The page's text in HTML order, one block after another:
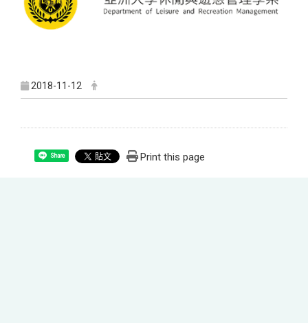
2018-11-12
Share Print this page